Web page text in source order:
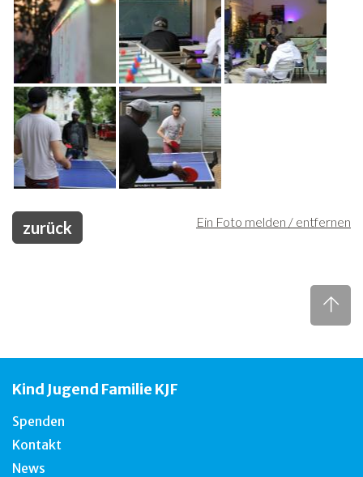
Ein Foto melden / entfernen
zurück
Kind Jugend Familie KJF
Spenden
Kontakt
News